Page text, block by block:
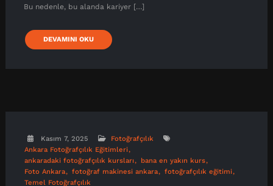
Bu nedenle, bu alanda kariyer […]
DEVAMINI OKU
Kasım 7, 2025
Fotoğrafçılık
Ankara Fotoğrafçılık Eğitimleri
ankaradaki fotoğrafçılık kursları
bana en yakın kurs
Foto Ankara
fotoğraf makinesi ankara
fotoğrafçılık eğitimi
Temel Fotoğrafçılık